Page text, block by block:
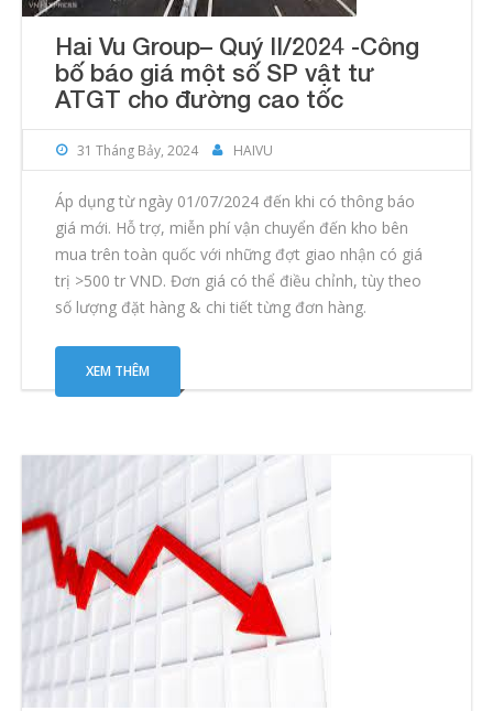
Hai Vu Group– Quý II/2024 -Công
bố báo giá một số SP vật tư
ATGT cho đường cao tốc
31 Tháng Bảy, 2024 HAIVU
Áp dụng từ ngày 01/07/2024 đến khi có thông báo
giá mới. Hỗ trợ, miễn phí vận chuyển đến kho bên
mua trên toàn quốc với những đợt giao nhận có giá
trị >500 tr VND. Đơn giá có thể điều chỉnh, tùy theo
số lượng đặt hàng & chi tiết từng đơn hàng.
XEM THÊM